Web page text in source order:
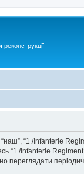
“1./Infanterie
“1./Infanterie